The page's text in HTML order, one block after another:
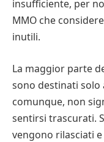
insufficiente, per
MMO che
inutili.
La maggior parte
sono destinati solo
comunque, non
sentirsi trascurati.
vengono rilasciati